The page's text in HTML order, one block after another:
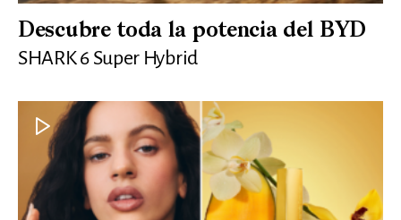
Descubre toda la potencia del BYD
SHARK 6 Super Hybrid